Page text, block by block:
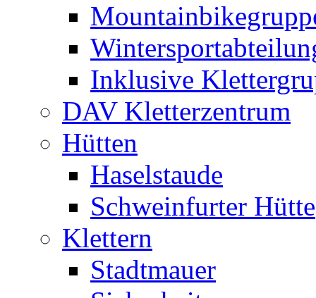
Inklusive
DAV Kletterzentrum
Hütten
Haselstaude
Schweinfurter Hütte
Klettern
Stadtmauer